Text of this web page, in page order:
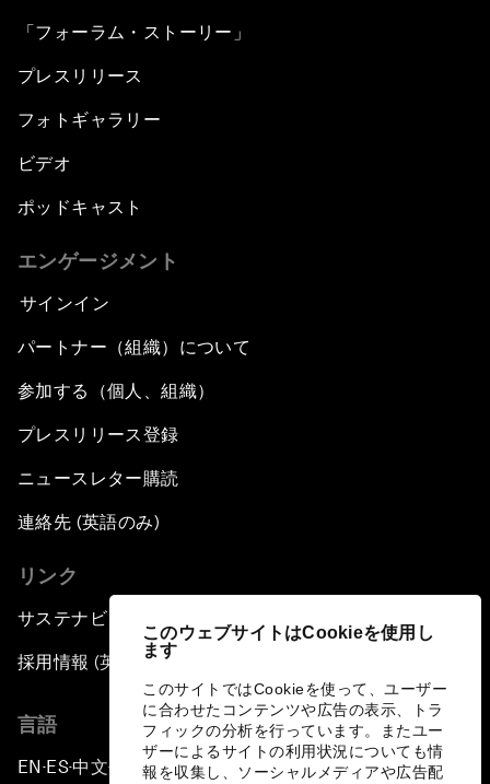
このウェブサイトはCookieを使用し
ます
このサイトではCookieを使って、ユーザー
に合わせたコンテンツや広告の表示、トラ
フィックの分析を行っています。またユー
ザーによるサイトの利用状況についても情
報を収集し、ソーシャルメディアや広告配
「フォーラム・ストーリー」
プレスリリース
フォトギャラリー
ビデオ
ポッドキャスト
エンゲージメント
サインイン
パートナー（組織）について
参加する（個人、組織）
プレスリリース登録
ニュースレター購読
連絡先 (英語のみ)
リンク
サステナビリティへの取り組み
採用情報 (英語のみ)
言語
EN ▪ES▪中文▪ 日本語